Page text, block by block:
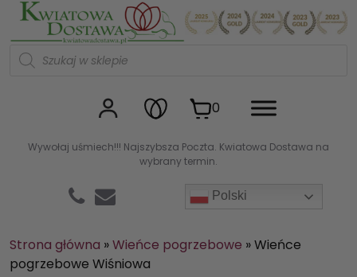
Wywołaj uśmiech!!! Najszybsza Poczta. Kwiatowa Dostawa na
wybrany termin.
Polski
Kwiaciarnia internetowa
W
d
u
k
0
Strona główna »Wieńce pogrzebowe »Wieńce
pogrzebowe Wiśniowa